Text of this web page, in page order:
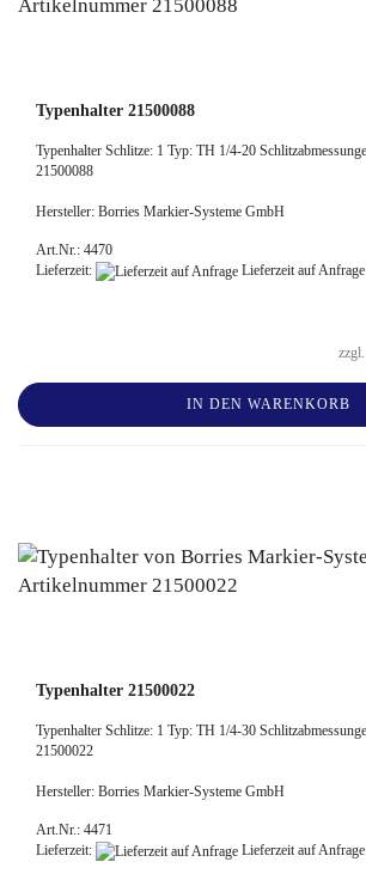
Typenhalter 21500088
Typenhalter Schlitze: 1 Typ: TH 1/4-20
21500088
Hersteller: Borries Markier-Systeme GmbH
Art.Nr.: 4470
Lieferzeit:
Lieferzeit auf Anfrage
IN DEN WARENKORB
Typenhalter 21500022
Typenhalter Schlitze: 1 Typ: TH 1/4-30
21500022
Hersteller: Borries Markier-Systeme GmbH
Art.Nr.: 4471
Lieferzeit:
Lieferzeit auf Anfrage